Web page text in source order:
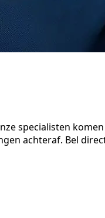
specialisten
achteraf. Bel